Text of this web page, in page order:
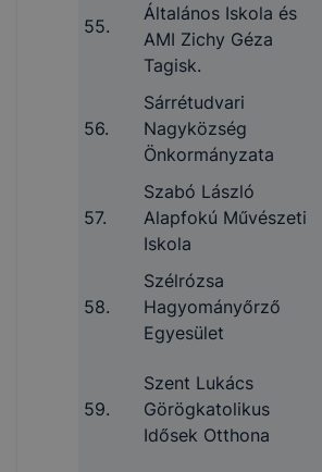
55.
Általános Iskola és
AMI Zichy Géza
Tagisk.
56.
Sárrétudvari
Nagyközség
Önkormányzata
57.
Szabó László
Alapfokú Művészeti
Iskola
58.
Szélrózsa
Hagyományőrző
Egyesület
59.
Szent Lukács
Görögkatolikus
Idősek Otthona